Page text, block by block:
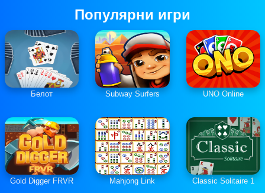
Популярни игри
Белот Subway Surfers UNO Online
Gold Digger FRVR Mahjong Link Classic Solitaire 1